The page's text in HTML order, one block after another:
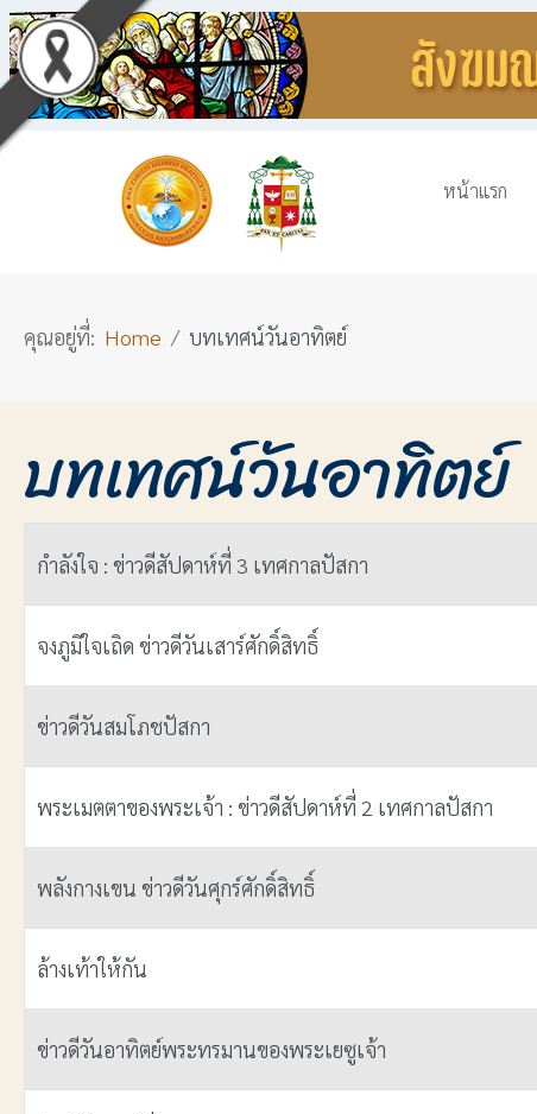
หน้าแรก
คุณอยู่ที่: Home บทเทศน์วันอาทิตย์
บทเทศน์วันอาทิตย์
ชื่อ
กำลังใจ : ข่าวดีสัปดาห์ที่ 3 เทศกาลปัสกา
จงภูมิใจเถิด ข่าวดีวันเสาร์ศักดิ์สิทธิ์
ข่าวดีวันสมโภชปัสกา
พระเมตตาของพระเจ้า : ข่าวดีสัปดาห์ที่ 2 เทศกาลปัสกา
พลังกางเขน ข่าวดีวันศุกร์ศักดิ์สิทธิ์
ล้างเท้าให้กัน
ข่าวดีวันอาทิตย์พระทรมานของพระเยซูเจ้า